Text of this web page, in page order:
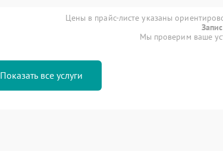
Цены в прайс-листе указаны
Мы проверим ваше
Показать все услуги